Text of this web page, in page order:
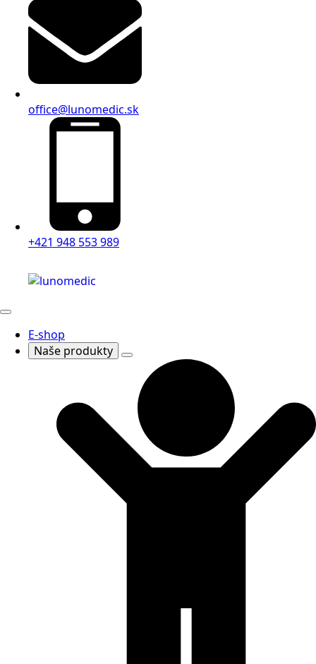
office@lunomedic.sk
+421 948 553 989
E-shop
Naše produkty